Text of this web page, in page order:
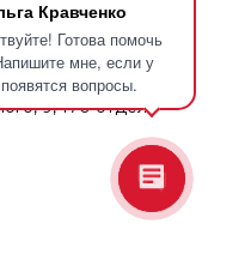
Кравченко
Готова помочь
мне, если у
вопросы.
9, 170 отдел